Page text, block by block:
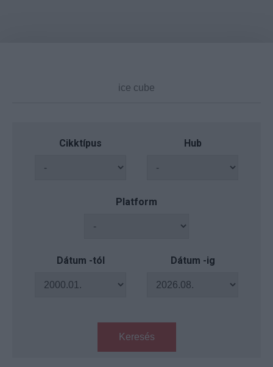
Cikktípus Hub
Platform
Dátum -tól Dátum -ig
Keresés